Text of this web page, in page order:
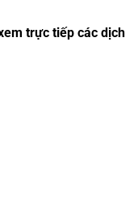
trực tiếp các dịch